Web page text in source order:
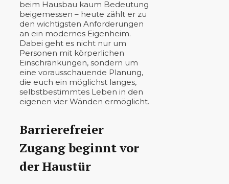
beim Hausbau kaum Bedeutung
beigemessen – heute zählt er zu
den wichtigsten Anforderungen
an ein modernes Eigenheim.
Dabei geht es nicht nur um
Personen mit körperlichen
Einschränkungen, sondern um
eine vorausschauende Planung,
die euch ein möglichst langes,
selbstbestimmtes Leben in den
eigenen vier Wänden ermöglicht.
Barrierefreier
Zugang beginnt vor
der Haustür